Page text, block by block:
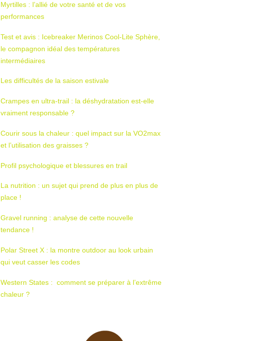
Myrtilles : l’allié de votre santé et de vos
performances
Test et avis : Icebreaker Merinos Cool-Lite Sphère,
le compagnon idéal des températures
intermédiaires
Les difficultés de la saison estivale
Crampes en ultra-trail : la déshydratation est-elle
vraiment responsable ?
Courir sous la chaleur : quel impact sur la VO2max
et l’utilisation des graisses ?
Profil psychologique et blessures en trail
La nutrition : un sujet qui prend de plus en plus de
place !
Gravel running : analyse de cette nouvelle
tendance !
Polar Street X : la montre outdoor au look urbain
qui veut casser les codes
Western States : comment se préparer à l’extrême
chaleur ?